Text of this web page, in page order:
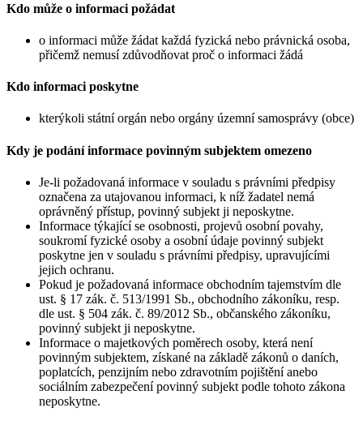
Kdo může o informaci požádat
o informaci může žádat každá fyzická nebo právnická osoba,
přičemž nemusí zdůvodňovat proč o informaci žádá
Kdo informaci poskytne
kterýkoli státní orgán nebo orgány územní samosprávy (obce)
Kdy je podání informace povinným subjektem omezeno
Je-li požadovaná informace v souladu s právními předpisy
označena za utajovanou informaci, k níž žadatel nemá
oprávněný přístup, povinný subjekt ji neposkytne.
Informace týkající se osobnosti, projevů osobní povahy,
soukromí fyzické osoby a osobní údaje povinný subjekt
poskytne jen v souladu s právními předpisy, upravujícími
jejich ochranu.
Pokud je požadovaná informace obchodním tajemstvím dle
ust. § 17 zák. č. 513/1991 Sb., obchodního zákoníku, resp.
dle ust. § 504 zák. č. 89/2012 Sb., občanského zákoníku,
povinný subjekt ji neposkytne.
Informace o majetkových poměrech osoby, která není
povinným subjektem, získané na základě zákonů o daních,
poplatcích, penzijním nebo zdravotním pojištění anebo
sociálním zabezpečení povinný subjekt podle tohoto zákona
neposkytne.